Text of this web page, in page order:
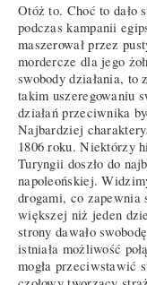
Otóż to. Choć to dało
podczas kampanii
maszerował przez
mordercze dla jego
swobody działania, to
takim uszeregowaniu
działań przeciwnika
Najbardziej
1806 roku. Niektórzy
Turyngii doszło do
napoleońskiej.
drogami, co zapewnia
większej niż jeden
strony dawało
istniała możliwość
mogła przeciwstawić